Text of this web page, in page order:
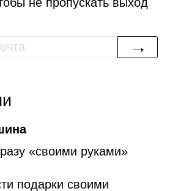
→
«своими руками»
подарки своими